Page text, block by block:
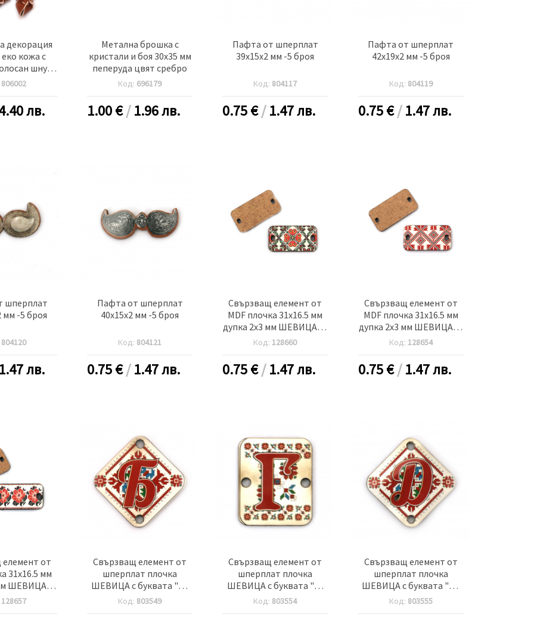
декорация
кожа с
шнур
-5 чифта
806002
лв.
Метална брошка с
кристали и боя 30x35 мм
пеперуда цвят сребро
Код: 696179
1.00€/1.96 лв.
Пафта от шперплат
39x15x2 мм -5 броя
Код: 804117
0.75€/1.47 лв.
Пафта от шперплат
42x19x2 мм -5 броя
Код: 804119
0.75€/1.47 лв.
шперплат
мм -5 броя
804120
1.47 лв.
Пафта от шперплат
40x15x2 мм -5 броя
Код: 804121
0.75€/1.47 лв.
Свързващ елемент от
MDF плочка 31x16.5 мм
дупка 2x3 мм ШЕВИЦА -5
броя
Код: 128660
0.75€/1.47 лв.
Свързващ елемент от
MDF плочка 31x16.5 мм
дупка 2x3 мм ШЕВИЦА -5
броя
Код: 128654
0.75€/1.47 лв.
от
31x16.5 мм
ШЕВИЦА -5
128657
Свързващ елемент от
шперплат плочка
ШЕВИЦА с буквата "Б"
30x2 мм дупка 2.5 мм -5
броя
Код: 803549
Свързващ елемент от
шперплат плочка
ШЕВИЦА с буквата "Г"
20x25x2 мм дупка 2.5 мм
-5 броя
Код: 803554
Свързващ елемент от
шперплат плочка
ШЕВИЦА с буквата "Д"
30x2 мм дупка 2.5 мм -5
броя
Код: 803555